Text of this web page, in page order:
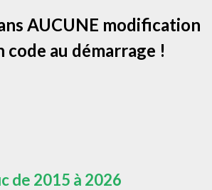
AUCUNE modification
code au démarrage !
de 2015 à 2026